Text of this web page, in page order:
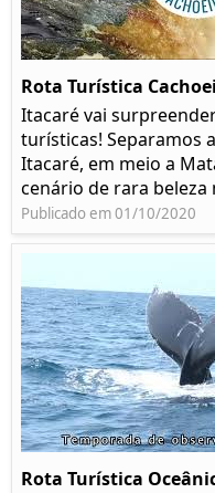
Rota Turística
Itacaré vai
turísticas! Separamos
Itacaré, em meio a
cenário de rara beleza
Publicado em 01/10/2020
Rota Turística